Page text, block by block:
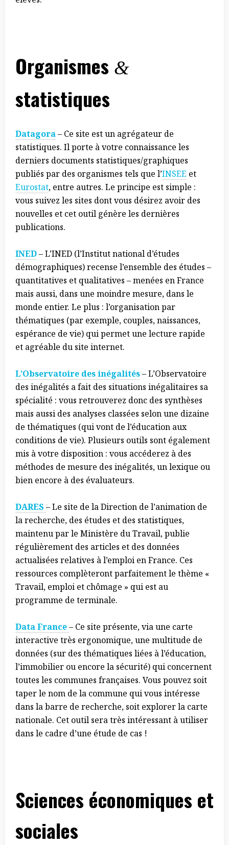
Organismes &
statistiques
Datagora– Ce site est un agrégateur de
statistiques. Il porte à votre connaissance les
derniers documents statistiques/graphiques
publiés par des organismes tels que l’INSEE et
Eurostat, entre autres. Le principe est simple :
vous suivez les sites dont vous désirez avoir des
nouvelles et cet outil génère les dernières
publications.
INED– L’INED (l’Institut national d’études
démographiques) recense l’ensemble des études –
quantitatives et qualitatives – menées en France
mais aussi, dans une moindre mesure, dans le
monde entier. Le plus : l’organisation par
thématiques (par exemple, couples, naissances,
espérance de vie) qui permet une lecture rapide
et agréable du site internet.
L’Observatoire des inégalités– L’Observatoire
des inégalités a fait des situations inégalitaires sa
spécialité : vous retrouverez donc des synthèses
mais aussi des analyses classées selon une dizaine
de thématiques (qui vont de l’éducation aux
conditions de vie). Plusieurs outils sont également
mis à votre disposition : vous accéderez à des
méthodes de mesure des inégalités, un lexique ou
bien encore à des évaluateurs.
DARES – Le site de la Direction de l’animation de
la recherche, des études et des statistiques,
maintenu par le Ministère du Travail, publie
régulièrement des articles et des données
actualisées relatives à l’emploi en France. Ces
ressources complèteront parfaitement le thème «
Travail, emploi et chômage » qui est au
programme de terminale.
Data France– Ce site présente, via une carte
interactive très ergonomique, une multitude de
données (sur des thématiques liées à l’éducation,
l’immobilier ou encore la sécurité) qui concernent
toutes les communes françaises. Vous pouvez soit
taper le nom de la commune qui vous intéresse
dans la barre de recherche, soit explorer la carte
nationale. Cet outil sera très intéressant à utiliser
dans le cadre d’une étude de cas !
Sciences économiques et
sociales